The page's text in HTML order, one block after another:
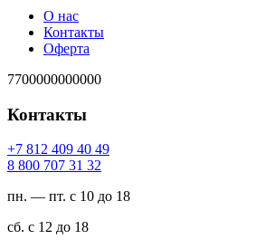
О нас
Контакты
Оферта
7700000000000
Контакты
94 04 904 218 7+
23 13 707 008 8
пн. — пт. с 10 до 18
сб. с 12 до 18